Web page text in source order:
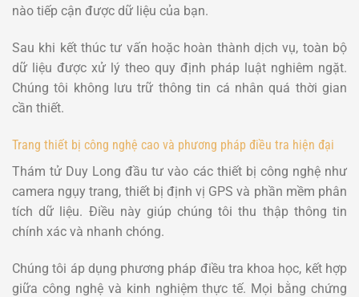
nào tiếp cận được dữ liệu của bạn.
Sau khi kết thúc tư vấn hoặc hoàn thành dịch vụ, toàn bộ
dữ liệu được xử lý theo quy định pháp luật nghiêm ngặt.
Chúng tôi không lưu trữ thông tin cá nhân quá thời gian
cần thiết.
Trang thiết bị công nghệ cao và phương pháp điều tra hiện đại
Thám tử Duy Long đầu tư vào các thiết bị công nghệ như
camera ngụy trang, thiết bị định vị GPS và phần mềm phân
tích dữ liệu. Điều này giúp chúng tôi thu thập thông tin
chính xác và nhanh chóng.
Chúng tôi áp dụng phương pháp điều tra khoa học, kết hợp
giữa công nghệ và kinh nghiệm thực tế. Mọi bằng chứng